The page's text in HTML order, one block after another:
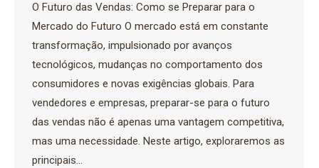
O Futuro das Vendas: Como se Preparar para o
Mercado do Futuro O mercado está em constante
transformação, impulsionado por avanços
tecnológicos, mudanças no comportamento dos
consumidores e novas exigências globais. Para
vendedores e empresas, preparar-se para o futuro
das vendas não é apenas uma vantagem competitiva,
mas uma necessidade. Neste artigo, exploraremos as
principais…